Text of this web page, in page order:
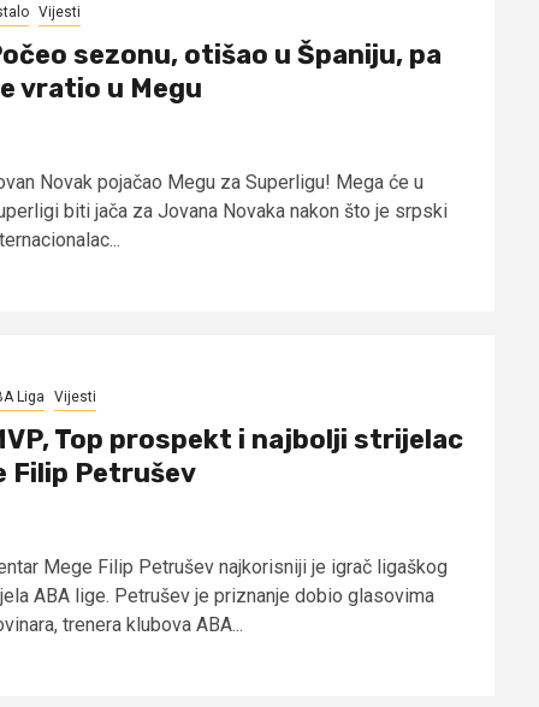
Vijesti
sezonu, otišao u Španiju, pa
vratio u Megu
Novak pojačao Megu za Superligu! Mega će u
biti jača za Jovana Novaka nakon što je srpski
Liga Vijesti
Top prospekt i najbolji strijelac
Filip Petrušev
Mege Filip Petrušev najkorisniji je igrač ligaškog
ABA lige. Petrušev je priznanje dobio glasovima
trenera klubova ABA...